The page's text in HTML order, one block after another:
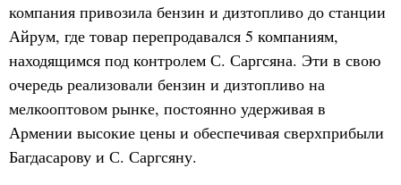
компания привозила бензин и дизтопливо до станции
Айрум, где товар перепродавался 5 компаниям,
находящимся под контролем С. Саргсяна. Эти в свою
очередь реализовали бензин и дизтопливо на
мелкооптовом рынке, постоянно удерживая в
Армении высокие цены и обеспечивая сверхприбыли
Багдасарову и С. Саргсяну.